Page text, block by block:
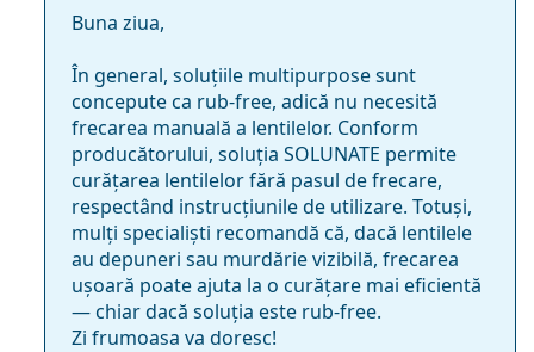
Buna ziua,
În general, soluțiile multipurpose sunt
concepute ca rub-free, adică nu necesită
frecarea manuală a lentilelor. Conform
producătorului, soluția SOLUNATE permite
curățarea lentilelor fără pasul de frecare,
respectând instrucțiunile de utilizare. Totuși,
mulți specialiști recomandă că, dacă lentilele
au depuneri sau murdărie vizibilă, frecarea
ușoară poate ajuta la o curățare mai eficientă
— chiar dacă soluția este rub-free.
Zi frumoasa va doresc!